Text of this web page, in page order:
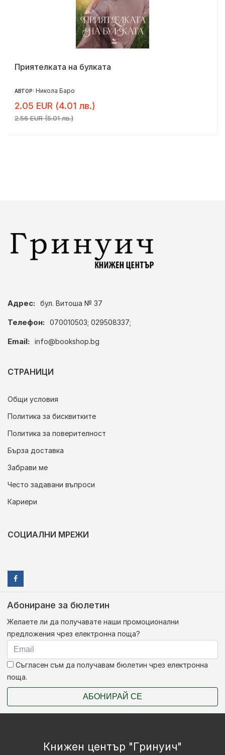
Приятелката на булката
АВТОР: Никола Баро
2.05 EUR (4.01 лв.)
2.56 EUR (5.01 лв.)
Адрес: бул. Витоша № 37
Телефон: 070010503; 029508337;
Email: info@bookshop.bg
СТРАНИЦИ
Общи условия
Политика за бисквитките
Политика за поверителност
Бърза доставка
Забрави ме
Често задавани въпроси
Кариери
СОЦИАЛНИ МРЕЖИ
Абониране за бюлетин
Желаете ли да получавате наши промоционални
предложения чрез електронна поща?
Съгласен съм да получавам бюлетин чрез електронна
поща.
АБОНИРАЙ СЕ
Книжен център "Гринуич"